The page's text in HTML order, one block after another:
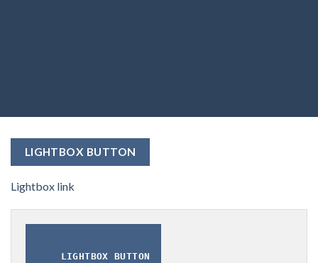
LIGHTBOX BUTTON
Lightbox link
LIGHTBOX BUTTON